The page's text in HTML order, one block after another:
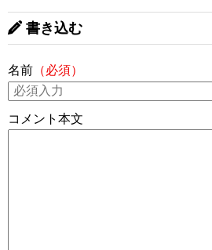
書き込む
名前 （必須）
コメント本文